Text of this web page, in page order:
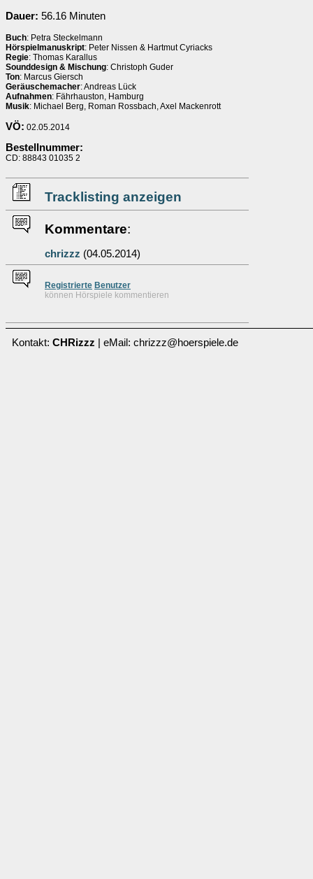
Dauer: 56.16 Minuten
Buch: Petra Steckelmann
Hörspielmanuskript: Peter Nissen & Hartmut Cyriacks
Regie: Thomas Karallus
Sounddesign & Mischung: Christoph Guder
Ton: Marcus Giersch
Geräuschemacher: Andreas Lück
Aufnahmen: Fährhauston, Hamburg
Musik: Michael Berg, Roman Rossbach, Axel Mackenrott
VÖ: 02.05.2014
Bestellnummer:
CD: 88843 01035 2
Tracklisting anzeigen
Kommentare:
chrizzz (04.05.2014)
Registrierte Benutzer
können Hörspiele kommentieren
Kontakt: CHRizzz | eMail: chrizzz@hoerspiele.de